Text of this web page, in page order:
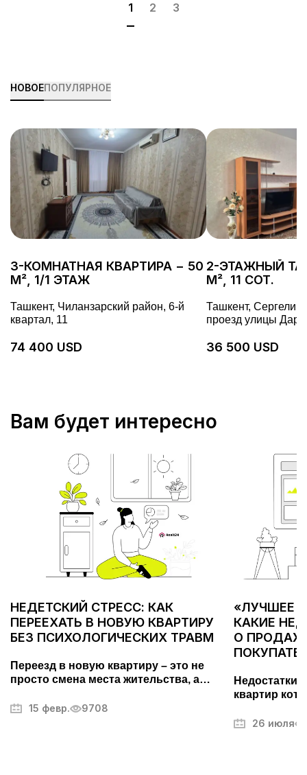
1 2 3
НОВОЕПОПУЛЯРНОЕ
3-КОМНАТНАЯ КВАРТИРА − 50
М², 1/1 ЭТАЖ
Ташкент, Чиланзарский район, 6-й
квартал, 11
74 400 USD
2-ЭТАЖНЫЙ
М², 11 СОТ.
Ташкент,
проезд улицы
36 500 USD
Вам будет интересно
НЕДЕТСКИЙ СТРЕСС: КАК
ПЕРЕЕХАТЬ В НОВУЮ КВАРТИРУ
БЕЗ ПСИХОЛОГИЧЕСКИХ ТРАВМ
Переезд в новую квартиру – это не
просто смена места жительства, а
подготовки. Он может вызывать стресс
15 февр. 9708
«ЛУЧШЕЕ
КАКИЕ
О
Недостатки
квартир
26 июля